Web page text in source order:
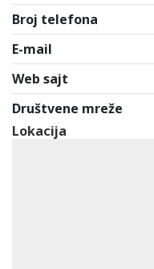
Broj telefona
E-mail
Web sajt
Društvene mreže
Lokacija